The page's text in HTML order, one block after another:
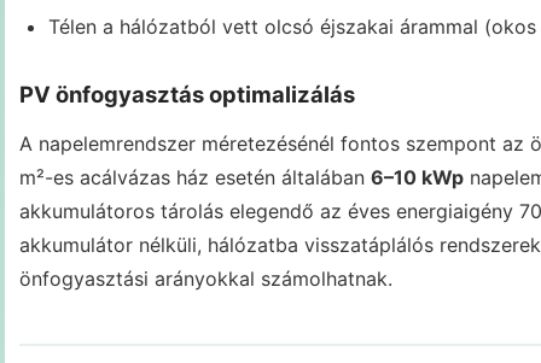
Télen a hálózatból vett olcsó éjszakai árammal
PV önfogyasztás optimalizálás
A napelemrendszer méretezésénél fontos szempont az
m²-es acálvázas ház esetén általában 6–10 kWp
akkumulátoros tárolás elegendő az éves energiaigény
akkumulátor nélküli, hálózatba visszatáplálós
önfogyasztási arányokkal számolhatnak.